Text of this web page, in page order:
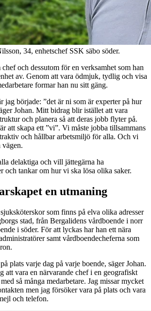
34, enhetschef SSK säbo söder.
och dessutom för en verksamhet som han
av. Genom att vara ödmjuk, tydlig och visa
formar han nu sitt gäng.
jag började: ”det är ni som är experter på hur
Johan. Mitt bidrag blir istället att vara
och planera så att deras jobb flyter på.
att skapa ett ”vi”. Vi måste jobba tillsammans
och hållbar arbetsmiljö för alla. Och vi
delaktiga och vill jättegärna ha
och tankar om hur vi ska lösa olika saker.
en utmaning
som finns på elva olika adresser
stad, från Bergalidens vårdboende i norr
i söder. För att lyckas har han ett nära
samt vårdboendecheferna som
plats varje dag på varje boende, säger Johan.
att vara en närvarande chef i en geografiskt
så många medarbetare. Jag missar mycket
men jag försöker vara på plats och vara
och telefon.